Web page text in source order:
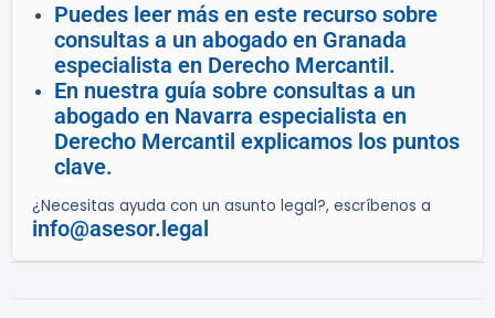
Puedes leer más en este recurso sobre
consultas a un abogado en Granada
especialista en Derecho Mercantil.
En nuestra guía sobre consultas a un
abogado en Navarra especialista en
Derecho Mercantil explicamos los puntos
clave.
¿Necesitas ayuda con un asunto legal?, escríbenos a
info@asesor.legal